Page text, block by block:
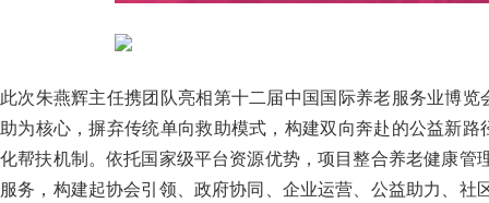
此次朱燕辉主任携团队亮相第十二届中国国际养老服务业博览
助为核心，摒弃传统单向救助模式，构建双向奔赴的公益新路
化帮扶机制。依托国家级平台资源优势，项目整合养老健康
服务，构建起协会引领、政府协同、企业运营、公益助力、